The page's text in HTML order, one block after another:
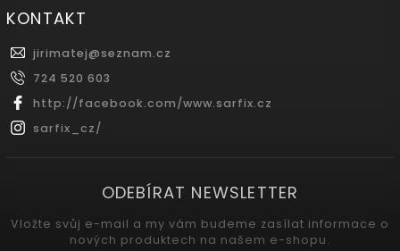
KONTAKT
jirimatej@seznam.cz
724 520 603
http://facebook.com/www.sarfix.cz
sarfix_cz/
ODEBÍRAT NEWSLETTER
Vložte svůj e-mail a my vám budeme zasílat informace o
nových produktech na našem e-shopu.